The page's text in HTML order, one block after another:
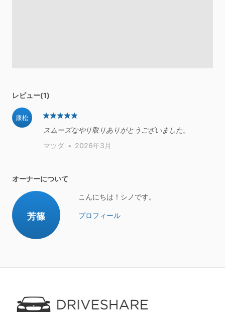
レビュー(1)
康松
スムーズなやり取りありがとうございました。
マツダ • 2026年3月
オーナーについて
芳篠
こんにちは！シノです。
プロフィール